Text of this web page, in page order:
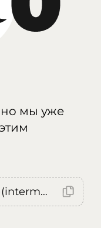
но мы уже
Error: (intermediate value)(intermediate value)(intermediate value).replaceAll is not a function